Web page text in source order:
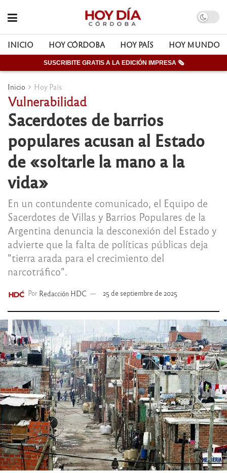
INICIO HOY CÓRDOBA HOY PAÍS HOY MUNDO
SUSCRIBITE GRATIS A LA EDICIÓN IMPRESA 🗞
Inicio Hoy País
Vulnerabilidad
Sacerdotes de barrios
populares acusan al Estado
de «soltarle la mano a la
vida»
En un contundente comunicado, el Equipo de
Sacerdotes de Villas y Barrios Populares de la
Argentina denuncia la desconexión del Estado y
advierte que la falta de políticas públicas deja
"tierra arada para el crecimiento del
narcotráfico".
Por Redacción HDC 25 de septiembre de 2025